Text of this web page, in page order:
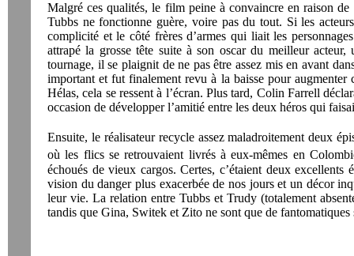
Malgré ces qualités, le film peine à convaincre en raison
Tubbs ne fonctionne guère, voire pas du tout. Si les
complicité et le côté frères d’armes qui liait les
attrapé la grosse tête suite à son oscar du meilleur
tournage, il se plaignit de ne pas être assez mis en avant
important et fut finalement revu à la baisse pour
Hélas, cela se ressent à l’écran. Plus tard, Colin Farrell
occasion de développer l’amitié entre les deux héros qui
Ensuite, le réalisateur recycle assez maladroitement deux
où les flics se retrouvaient livrés à eux-mêmes en
échoués de vieux cargos. Certes, c’étaient deux
vision du danger plus exacerbée de nos jours et un décor
leur vie. La relation entre Tubbs et Trudy (totalement
tandis que Gina, Switek et Zito ne sont que de fantomatiques